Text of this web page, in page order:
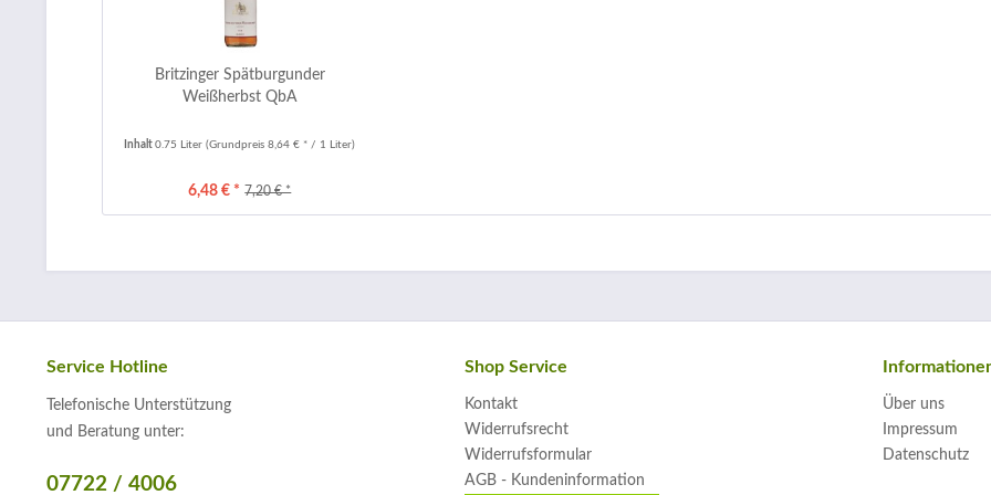
Britzinger Spätburgunder
Weißherbst QbA
Inhalt0.75 Liter(Grundpreis 8,64 € * / 1 Liter)
6,48 € * 7,20 € *
Service Hotline
Telefonische Unterstützung
und Beratung unter:
07722 / 4006
Shop Service
Kontakt
Widerrufsrecht
Widerrufsformular
AGB - Kundeninformation
Über uns
Impressum
Datenschutz